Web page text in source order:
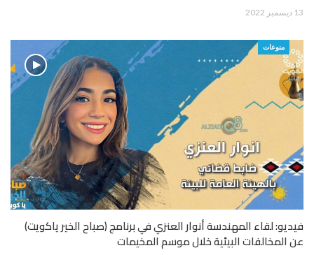
13 ديسمبر 2022
منوعات
فيديو: لقاء المهندسة أنوار العنزي في برنامج (صباح الخير ياكويت)
عن المخالفات البيئية خلال موسم المخيمات